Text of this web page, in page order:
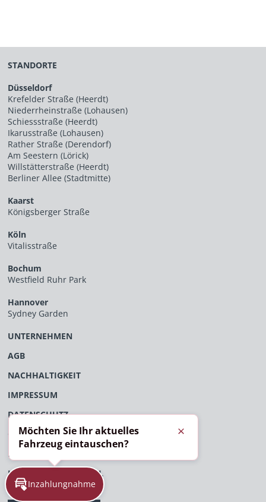
STANDORTE
Düsseldorf
Krefelder Straße (Heerdt)
Niederrheinstraße (Lohausen)
Schiessstraße (Heerdt)
Ikarusstraße (Lohausen)
Rather Straße (Derendorf)
Am Seestern (Lörick)
Willstätterstraße (Heerdt)
Berliner Allee (Stadtmitte)
Kaarst
Königsberger Straße
Köln
Vitalisstraße
Bochum
Westfield Ruhr Park
Hannover
Sydney Garden
UNTERNEHMEN
AGB
NACHHALTIGKEIT
IMPRESSUM
DATENSCHUTZ
ÖFFENTLICHES VERFAHRENSVERZEICHNIS
EU-DATENVERORDNUNG
HINWEISGEBERPORTAL
Inzahlungnahme
Möchten Sie Ihr aktuelles
Fahrzeug eintauschen?
Schließen